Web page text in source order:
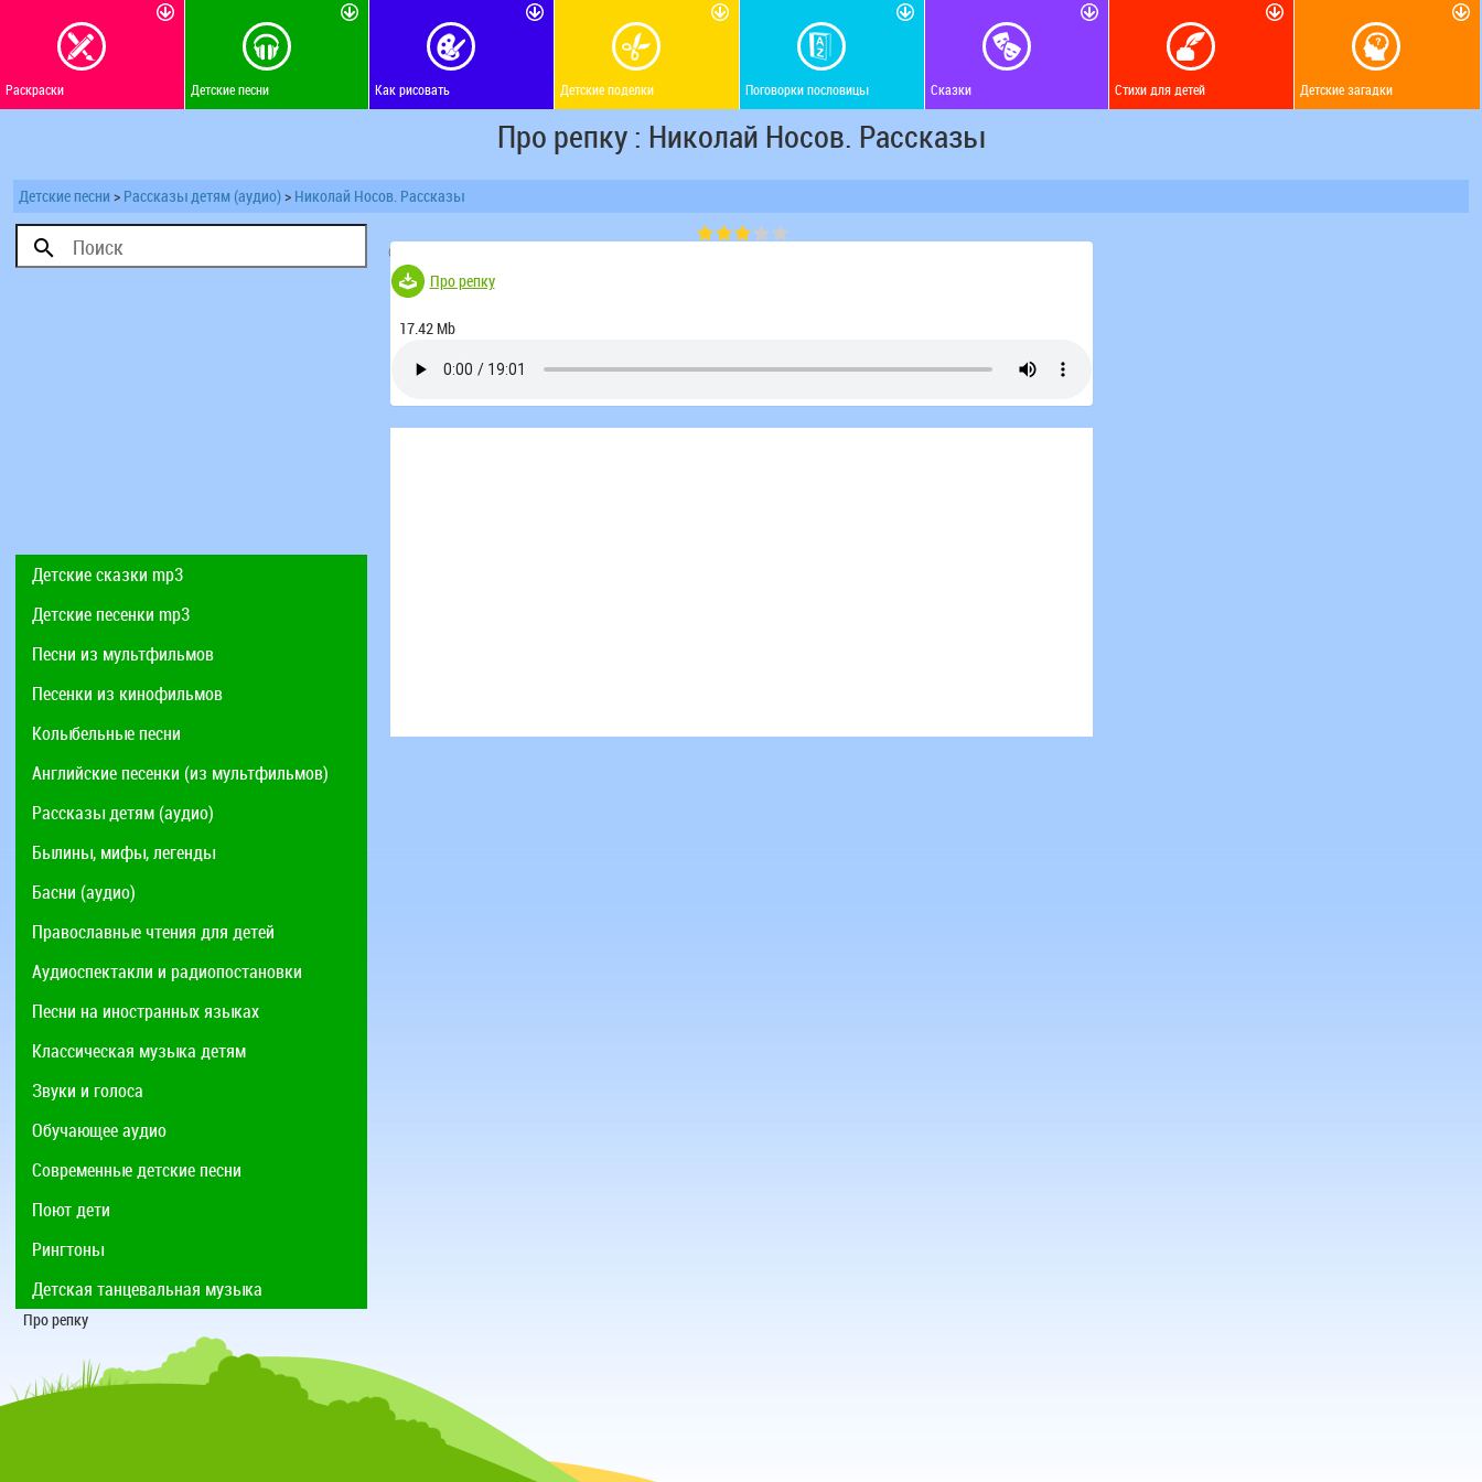
Раскраски Детские песни Как рисовать Детские поделки Поговорки пословицы Сказки Стихи для детей Детские загадки
Про репку : Николай Носов. Рассказы
Детские песни > Рассказы детям (аудио)> Николай Носов. Рассказы
Детские сказки mp3
Детские песенки mp3
Песни из мультфильмов
Песенки из кинофильмов
Колыбельные песни
Английские песенки (из мультфильмов)
Рассказы детям (аудио)
Былины, мифы, легенды
Басни (аудио)
Православные чтения для детей
Аудиоспектакли и радиопостановки
Песни на иностранных языках
Классическая музыка детям
Звуки и голоса
Обучающее аудио
Современные детские песни
Поют дети
Рингтоны
Детская танцевальная музыка
Про репку
(Голосов 174)
Про репку
17.42 Mb